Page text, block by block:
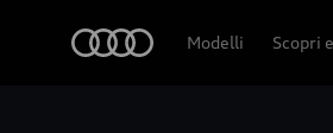
Modelli Scopri